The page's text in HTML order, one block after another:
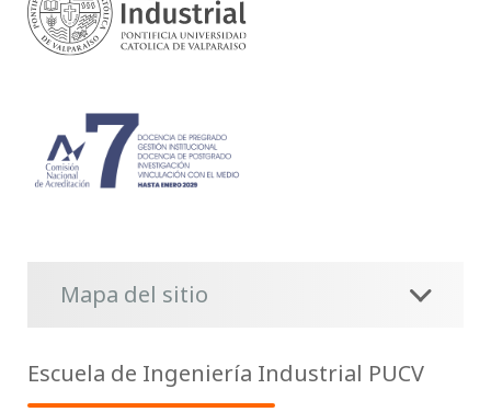
Mapa del sitio
Escuela de Ingeniería Industrial PUCV